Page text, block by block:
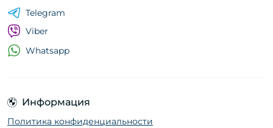
Информация
Политика конфиденциальности
Telegram
Viber
Whatsapp